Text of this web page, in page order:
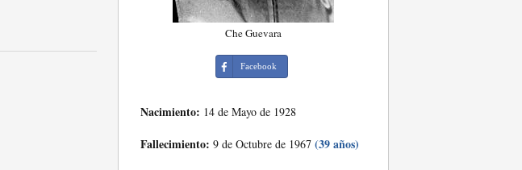
Che Guevara
Facebook
Nacimiento: 14 de Mayo de 1928
Fallecimiento: 9 de Octubre de 1967 (39 años)